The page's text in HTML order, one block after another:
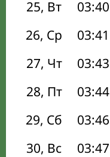
25, Вт
03:40
26, Ср
03:41
27, Чт
03:43
28, Пт
03:44
29, Сб
03:46
30, Вс
03:47